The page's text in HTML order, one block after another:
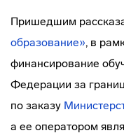
Пришедшим
образование», в
финансирование
Федерации за
по заказу
а ее оператором